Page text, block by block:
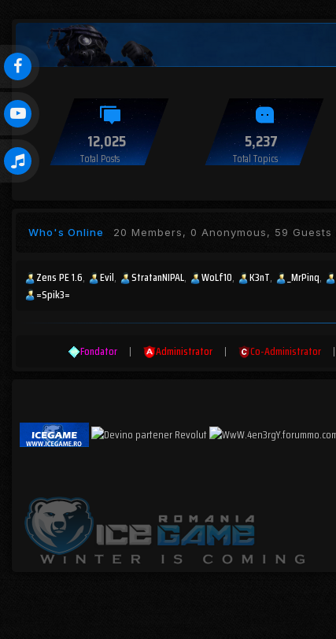
12,025
Total Posts
5,237
Total Topics
Who's Online 20 Members, 0 Anonymous, 59 Guests
Zens PE 1.6 Evil StratanNIPAL WoLf10 K3nT _MrPinq
=Spik3=
Fondator | Administrator | Co-Administrator |